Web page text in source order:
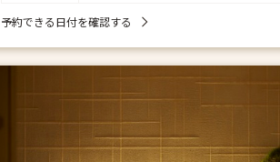
予約できる日付を確認する